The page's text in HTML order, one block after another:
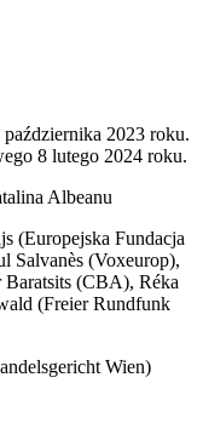
października 2023 roku.
8 lutego 2024 roku.
Albeanu
(Europejska Fundacja
Salvanès (Voxeurop),
(CBA), Réka
(Freier Rundfunk
Wien)